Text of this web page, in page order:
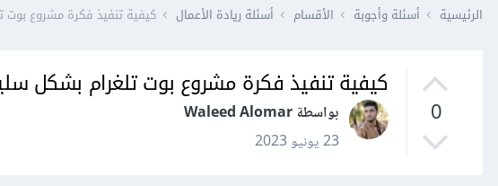
الرئيسية أسئلة وأجوبة الأقسام أسئلة ريادة الأعمال كيفية تنفيذ فكرة مشروع بوت
0
كيفية تنفيذ فكرة مشروع بوت تلغرام بشكل
بواسطة Waleed Alomar
23 يونيو 2023